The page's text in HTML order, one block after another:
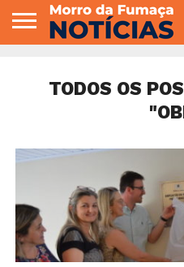
VEREADORES
TODOS OS